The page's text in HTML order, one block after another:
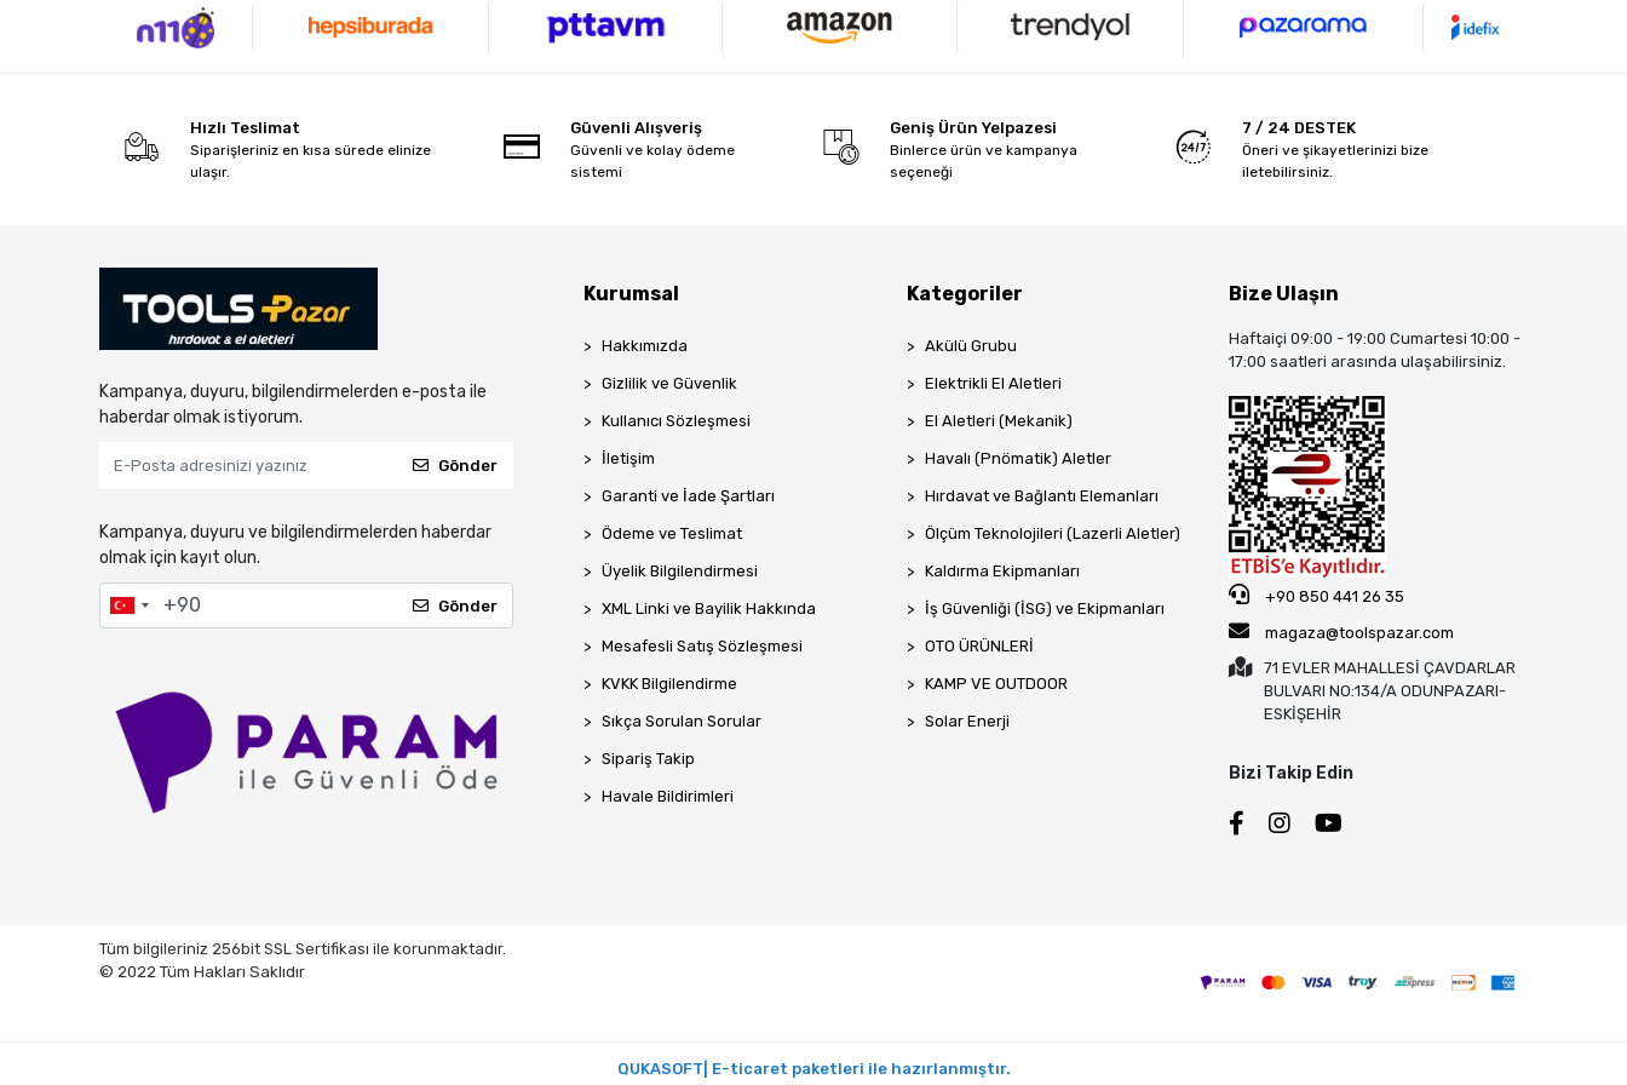
Hızlı Teslimat
Siparişleriniz en kısa sürede elinize
ulaşır.
Güvenli Alışveriş
Güvenli ve kolay ödeme
sistemi
Geniş Ürün Yelpazesi
Binlerce ürün ve kampanya
seçeneği
7 / 24 DESTEK
Öneri ve şikayetlerinizi bize
iletebilirsiniz.
Kampanya, duyuru, bilgilendirmelerden e-posta ile
haberdar olmak istiyorum.
Gönder
Kampanya, duyuru ve bilgilendirmelerden haberdar
olmak için kayıt olun.
Gönder
Kurumsal
Hakkımızda
Gizlilik ve Güvenlik
Kullanıcı Sözleşmesi
İletişim
Garanti ve İade Şartları
Ödeme ve Teslimat
Üyelik Bilgilendirmesi
XML Linki ve Bayilik Hakkında
Mesafesli Satış Sözleşmesi
KVKK Bilgilendirme
Sıkça Sorulan Sorular
Sipariş Takip
Havale Bildirimleri
Kategoriler
Akülü Grubu
Elektrikli El Aletleri
El Aletleri (Mekanik)
Havalı (Pnömatik) Aletler
Hırdavat ve Bağlantı Elemanları
Ölçüm Teknolojileri (Lazerli Aletler)
Kaldırma Ekipmanları
İş Güvenliği (İSG) ve Ekipmanları
OTO ÜRÜNLERİ
KAMP VE OUTDOOR
Solar Enerji
Bize Ulaşın
Haftaiçi 09:00 - 19:00 Cumartesi 10:00 -
17:00 saatleri arasında ulaşabilirsiniz.
+90 850 441 26 35
magaza@toolspazar.com
71 EVLER MAHALLESİ ÇAVDARLAR
BULVARI NO:134/A ODUNPAZARI-
ESKİŞEHİR
Bizi Takip Edin
Tüm bilgileriniz 256bit SSL Sertifikası ile korunmaktadır.
© 2022 Tüm Hakları Saklıdır
QUKASOFT| E-ticaret paketleri ile hazırlanmıştır.